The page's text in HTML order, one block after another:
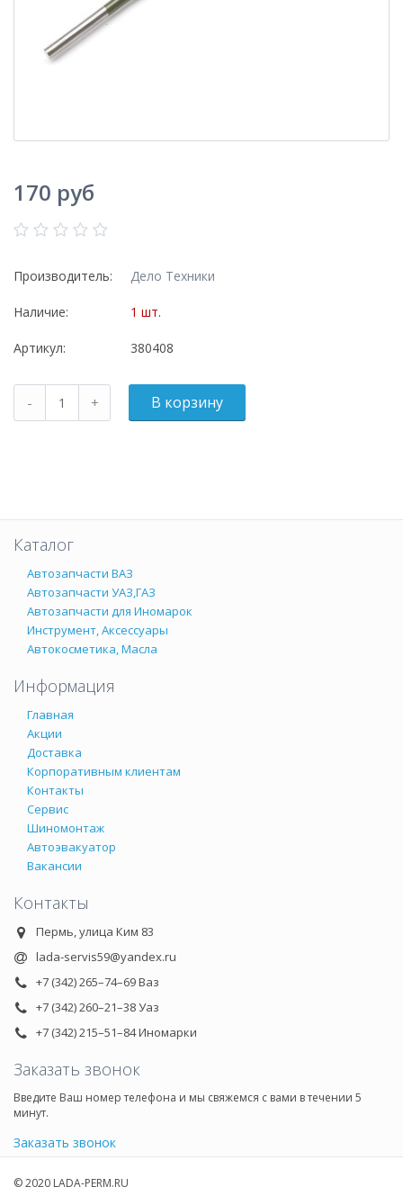
170 руб
Производитель: Дело Техники
Наличие: 1 шт.
Артикул: 380408
Каталог
Автозапчасти ВАЗ
Автозапчасти УАЗ,ГАЗ
Автозапчасти для Иномарок
Инструмент, Аксессуары
Автокосметика, Масла
Информация
Главная
Акции
Доставка
Корпоративным клиентам
Контакты
Сервис
Шиномонтаж
Автоэвакуатор
Вакансии
Контакты
Пермь, улица Ким 83
lada-servis59@yandex.ru
+7 (342) 265–74–69 Ваз
+7 (342) 260–21–38 Уаз
+7 (342) 215–51–84 Иномарки
Заказать звонок
Введите Ваш номер телефона и мы свяжемся с вами в течении 5
минут.
Заказать звонок
© 2020 LADA-PERM.RU